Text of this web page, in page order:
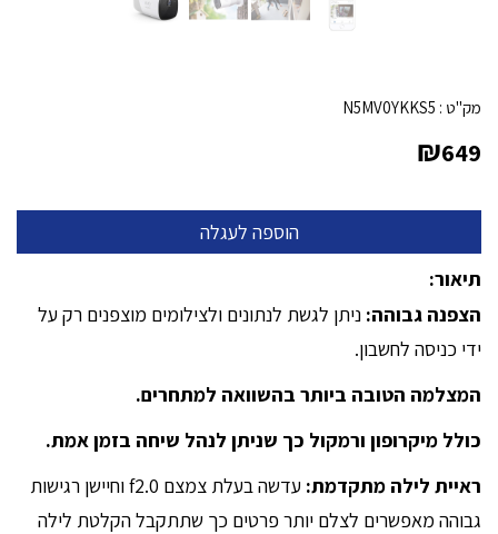
מק"ט : N5MV0YKKS5
₪649
תיאור:
הצפנה גבוהה: ניתן לגשת לנתונים ולצילומים מוצפנים רק על
ידי כניסה לחשבון.
המצלמה הטובה ביותר בהשוואה למתחרים.
כולל מיקרופון ורמקול כך שניתן לנהל שיחה בזמן אמת.
ראיית לילה מתקדמת:
עדשה בעלת צמצם f2.0 וחיישן רגישות
גבוהה מאפשרים לצלם יותר פרטים כך שתתקבל הקלטת לילה